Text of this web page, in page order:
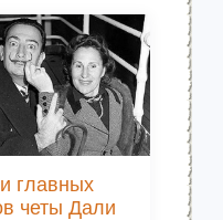
главных
четы Дали